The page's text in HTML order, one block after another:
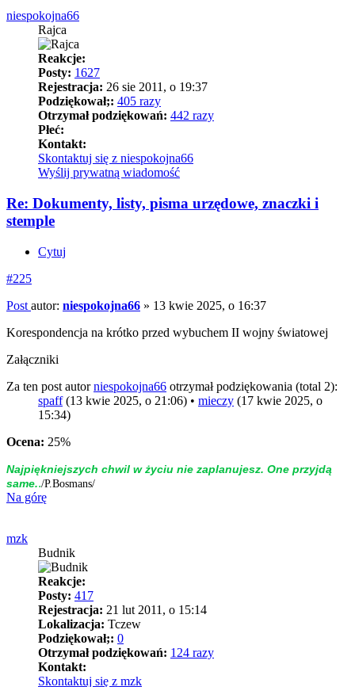
niespokojna66
Rajca
Reakcje:
Posty: 1627
Rejestracja: 26 sie 2011, o 19:37
Podziękował;: 405 razy
Otrzymał podziękowań: 442 razy
Płeć:
Kontakt:
Skontaktuj się z niespokojna66
Wyślij prywatną wiadomość
Re: Dokumenty, listy, pisma urzędowe, znaczki i
stemple
Cytuj
#225
Post autor: niespokojna66 » 13 kwie 2025, o 16:37
Korespondencja na krótko przed wybuchem II wojny światowej
Załączniki
Za ten post autorniespokojna66 otrzymał podziękowania (total 2):
spaff(13 kwie 2025, o 21:06) • mieczy (17 kwie 2025, o
15:34)
Ocena: 25%
Naj­piękniej­szych chwil w życiu nie zap­la­nujesz. One przyjdą
same../P.Bosmans/
Na górę
mzk
Budnik
Reakcje:
Posty: 417
Rejestracja: 21 lut 2011, o 15:14
Lokalizacja: Tczew
Podziękował;: 0
Otrzymał podziękowań: 124 razy
Kontakt:
Skontaktuj się z mzk